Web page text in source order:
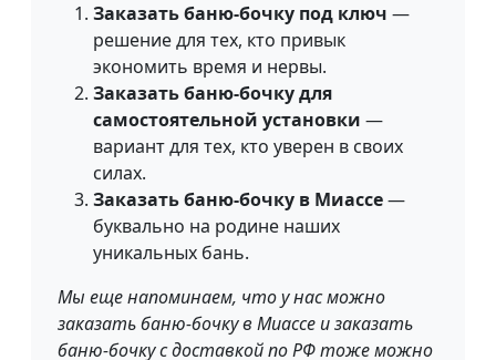
Заказать баню-бочку под ключ —
решение для тех, кто привык
экономить время и нервы.
Заказать баню-бочку для
самостоятельной установки —
вариант для тех, кто уверен в своих
силах.
Заказать баню-бочку в Миассе—
буквально на родине наших
уникальных бань.
Мы еще напоминаем, что у нас можно
заказать баню-бочку в Миассе и заказать
баню-бочку с доставкой по РФ тоже можно